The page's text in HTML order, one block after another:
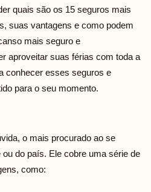
quais são os 15 seguros mais
suas vantagens e como podem
mais seguro e
aproveitar suas férias com toda a
conhecer esses seguros e
para o seu momento.
o mais procurado ao se
do país. Ele cobre uma série de
como: